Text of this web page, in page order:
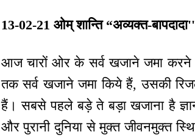
13-02-21 ओम् शान्ति “अव्यक्त-
आज चारों ओर के सर्व खजाने जमा करने
तक सर्व खजाने जमा किये हैं, उसकी
हैं। सबसे पहले बड़े ते बड़ा खजाना है
और पुरानी दुनिया से मुक्त जीवनमुक्त